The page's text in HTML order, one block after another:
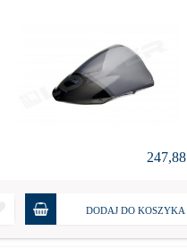
247,88
DODAJ DO KOSZYKA